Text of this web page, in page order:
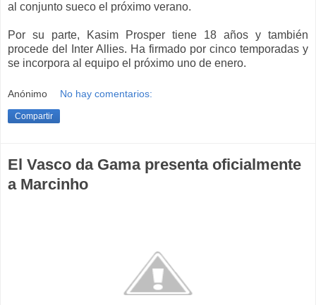
al conjunto sueco el próximo verano.
Por su parte, Kasim Prosper tiene 18 años y también
procede del Inter Allies. Ha firmado por cinco temporadas y
se incorpora al equipo el próximo uno de enero.
Anónimo No hay comentarios:
Compartir
El Vasco da Gama presenta oficialmente
a Marcinho